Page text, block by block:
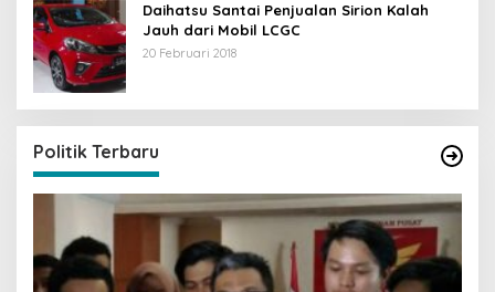
Daihatsu Santai Penjualan Sirion Kalah
Jauh dari Mobil LCGC
20 Februari 2018
Politik Terbaru
Yasin
Di Berita, Politik